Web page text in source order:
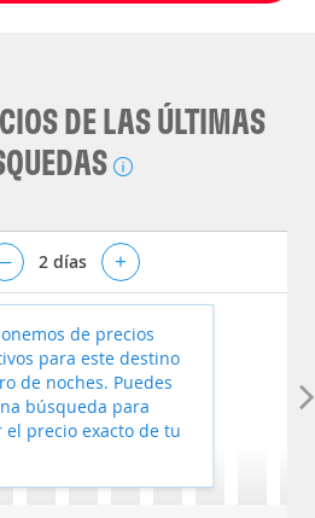
DE LAS ÚLTIMAS
– 2 días +
de precios
para este destino
de noches. Puedes
búsqueda para
el precio exacto de tu